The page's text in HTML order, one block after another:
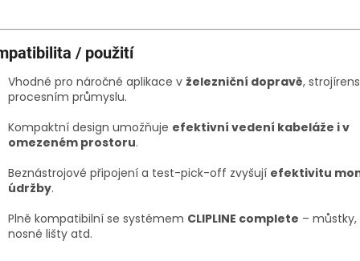
/ použití
Vhodné pro náročné aplikace v železniční dopravě,
procesním průmyslu.
Kompaktní design umožňuje efektivní vedení kabeláže i v
omezeném prostoru.
Beznástrojové připojení a test-pick-off zvyšují efektivitu
údržby.
Plně kompatibilní se systémem CLIPLINE complete – můstky,
nosné lišty atd.